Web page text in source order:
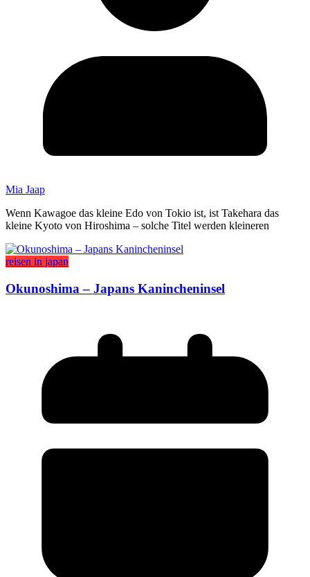
Mia Jaap
Wenn Kawagoe das kleine Edo von Tokio ist, ist Takehara das
kleine Kyoto von Hiroshima – solche Titel werden kleineren
reisen in japan
Okunoshima – Japans Kanincheninsel